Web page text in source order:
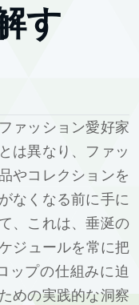
す
ァッション愛好家
は異なり、ファッ
やコレクションを
なくなる前に手に
、これは、垂涎の
ジュールを常に把
ップの仕組みに迫
めの実践的な洞察